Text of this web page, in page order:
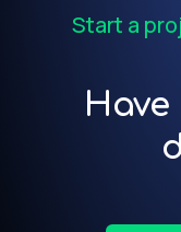
Start a
Have